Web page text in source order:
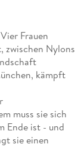
Frauen
zwischen Nylons
kämpft
muss sie sich
Ende ist - und
sie einen